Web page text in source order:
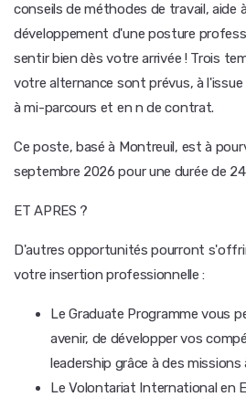
conseils de méthodes de travail, aide
développement d'une posture
sentir bien dès votre arrivée ! Trois
votre alternance sont prévus, à
à mi-parcours et en n de contrat.
Ce poste, basé à Montreuil, est à
septembre 2026 pour une durée de
ET APRES ?
D'autres opportunités pourront
votre insertion professionnelle :
Le Graduate Programme vous
avenir, de développer vos
leadership grâce à des
Le Volontariat International en